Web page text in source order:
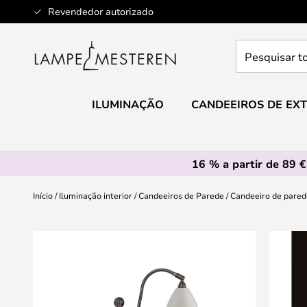
Revendedor autorizado
Ir
para
Conteúdo
toda
loja
ILUMINAÇÃO CANDEEIROS DE
16 % a partir de 89 €
Início Iluminação interior Candeeiros de Parede Candeeiro de